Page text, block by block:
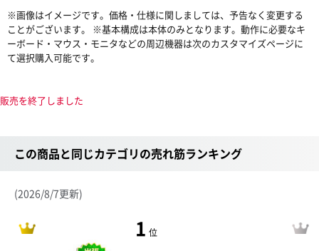
※画像はイメージです。価格・仕様に関しましては、予告なく変更する
ことがございます。 ※基本構成は本体のみとなります。動作に必要なキ
ーボード・マウス・モニタなどの周辺機器は次のカスタマイズページに
て選択購入可能です。
販売を終了しました
この商品と同じカテゴリの売れ筋ランキング
(2026/8/7更新)
1 位